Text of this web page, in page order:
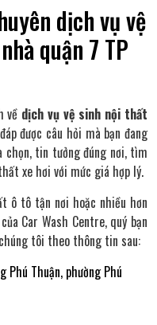
dịch vụ vệ
quận 7 TP
về dịch vụ vệ sinh nội thất
được câu hỏi mà bạn đang
chọn, tin tưởng đúng nơi, tìm
xe hơi với mức giá hợp lý.
ô tô tận nơi hoặc nhiều hơn
của Car Wash Centre, quý bạn
tôi theo thông tin sau:
Phú Thuận, phường Phú